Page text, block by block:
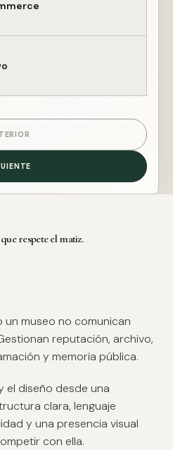
respete el matiz.
un museo no comunican
reputación, archivo,
y memoria pública.
el diseño desde una
clara, lenguaje
y una presencia visual
con ella.